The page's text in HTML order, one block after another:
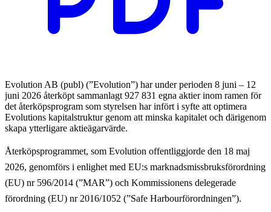
Evolution AB (publ) (”Evolution”) har under perioden 8 juni – 12
juni 2026 återköpt sammanlagt 927 831 egna aktier inom ramen för
det återköpsprogram som styrelsen har infört i syfte att optimera
Evolutions kapitalstruktur genom att minska kapitalet och därigenom
skapa ytterligare aktieägarvärde.
Återköpsprogrammet, som Evolution offentliggjorde den 18 maj
2026, genomförs i enlighet med EU:s marknadsmissbruksförordning
(EU) nr 596/2014 (”MAR”) och Kommissionens delegerade
förordning (EU) nr 2016/1052 (”Safe Harbourförordningen”).